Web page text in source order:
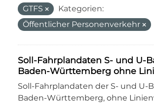
GTFS
Kategorien:
Öffentlicher Personenverkehr
Soll-Fahrplandaten S- und U-
Baden-Württemberg ohne
Soll-Fahrplandaten der S- und U-
Baden-Württemberg, ohne